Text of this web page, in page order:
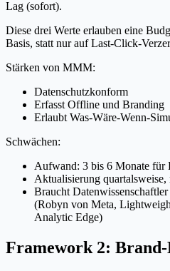
Lag (sofort).
Diese drei Werte erlauben eine
Basis, statt nur auf Last-Click-
Stärken von MMM:
Datenschutzkonform
Erfasst Offline und Branding
Erlaubt Was-Wäre-Wenn-
Schwächen:
Aufwand: 3 bis 6 Monate für
Aktualisierung quartalsweise,
Braucht
(Robyn von Meta,
Analytic Edge)
Framework 2: